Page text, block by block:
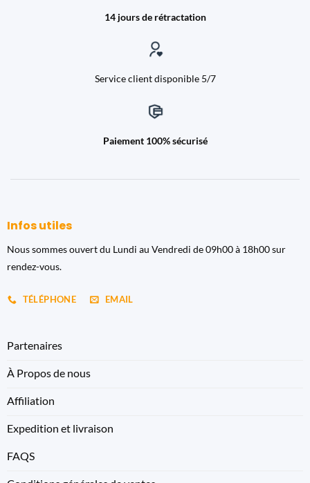
14 jours de rétractation
Service client disponible 5/7
Paiement 100% sécurisé
Infos utiles
Nous sommes ouvert du Lundi au Vendredi de 09h00 à 18h00 sur
rendez-vous.
TÉLÉPHONE EMAIL
Partenaires
À Propos de nous
Affiliation
Expedition et livraison
FAQS